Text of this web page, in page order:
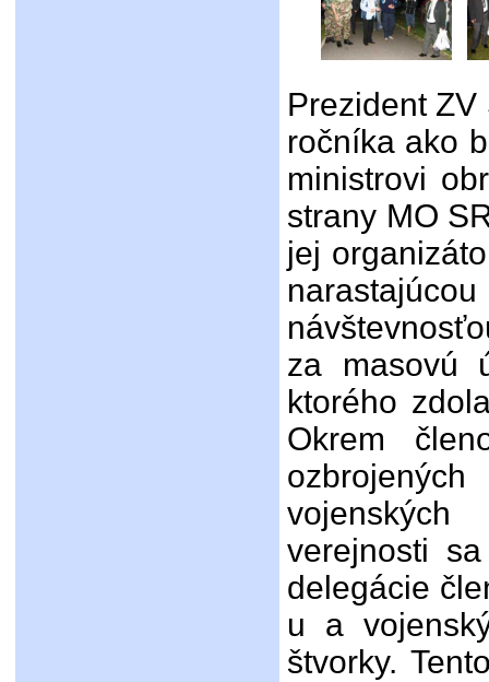
Prezident
ročníka ako
ministrovi
strany MO
jej
za masovú
ktorého
Okrem
verejnosti
delegácie
u a
štvorky.